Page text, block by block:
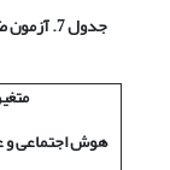
جدول 7.
هوش اجتماعی و